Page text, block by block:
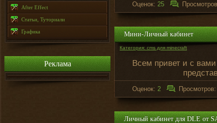
After Effect
Статьи, Туториали
Графика
Реклама
Оценок: 25
Мини-Личный кабинет
Категория: cms для minecraft
Всем привет и с
Оценок: 2
Личный кабинет для DLE от